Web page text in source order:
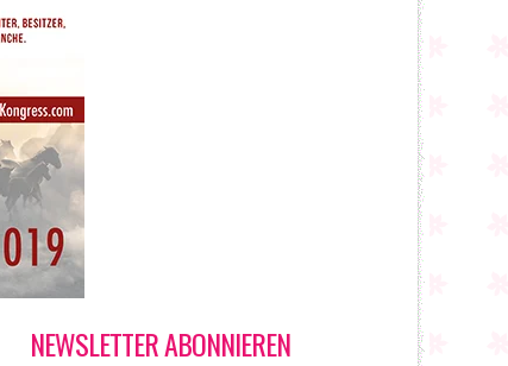
NEWSLETTER ABONNIEREN